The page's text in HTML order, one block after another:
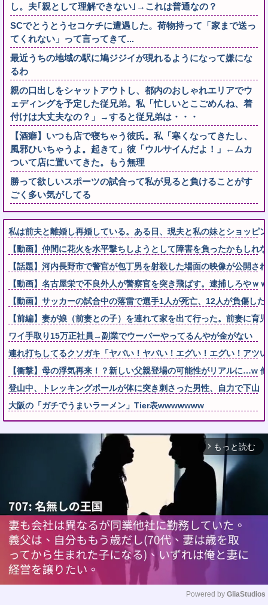
し。夫｢親として理解できない｣→これは普通なの？
SCでとうとうセコケチに遭遇した。荷物持って「家まで送っ
てくれない」って言ってきて...
最近うちの地域の駅に鳩ジジイが現れるようになって嫌にな
るわ
親の口出しをシャットアウトし、都内のおしゃれエリアでウ
ェディングを予定した従兄弟。私「忙しいとこごめんね、着
付けは大丈夫なの？」→すると従兄弟は・・・
【酒癖】いつも店で寝ちゃう彼氏。私「寒くなってきたし、
風邪ひいちゃうよ。起きて」彼「ウルサイんだよ！」←ムカ
ついて店に置いてきた。もう無理
勝って欲しいスポーツの試合って私が見ると負けることがす
ごく多い気がしてる
私は前夫と離婚し再婚している。ある日、現夫と私の妹とショッピ
【動画】仲間に花火を水平撃ちしようとして障害を負ったかもしれ
【話題】河内長野市で警官が包丁男を射殺した場面の映像が公開さ
【動画】名古屋栄で不良外人が警察官を突き飛ばす。逮捕しろやｗ
【動画】サッカーの試合中の落雷で選手1人が死亡、12人が負傷した
【前編】妻が娘（前妻との子）を連れて家を出て行った。前妻に
ワイ手取り15万正社員→副業でウーバーやってるんやが金がない
連れ打ちしてるクソガキ「ヤバい！ヤバい！エグい！エグい！アツ
【衝撃】母の浮気再来！？新しい父親登場の可能性がリアルに…w 他
登山中、トレッキングポールが体に突き刺さった男性、自力で下山
大阪の「ガチでうまいラーメン」Tier表wwwwwww
arrow_forward_ios もっと読む
Powered by GliaStudios